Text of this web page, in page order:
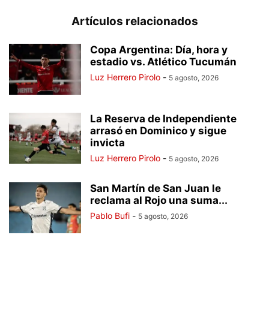
Artículos relacionados
Copa Argentina: Día, hora y
estadio vs. Atlético Tucumán
Luz Herrero Pirolo - 5 agosto, 2026
La Reserva de Independiente
arrasó en Dominico y sigue
invicta
Luz Herrero Pirolo - 5 agosto, 2026
San Martín de San Juan le
reclama al Rojo una suma...
Pablo Bufi - 5 agosto, 2026